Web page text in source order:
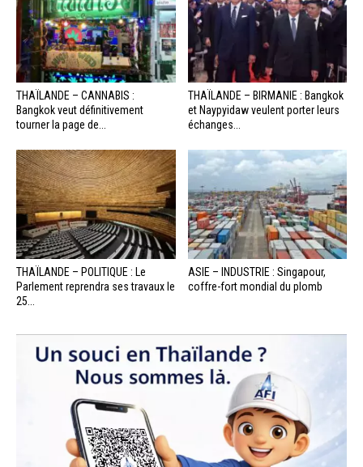
THAÏLANDE – CANNABIS :
Bangkok veut définitivement
tourner la page de...
THAÏLANDE – BIRMANIE : Bangkok
et Naypyidaw veulent porter leurs
échanges...
THAÏLANDE – POLITIQUE : Le
Parlement reprendra ses travaux le
25...
ASIE – INDUSTRIE : Singapour,
coffre-fort mondial du plomb